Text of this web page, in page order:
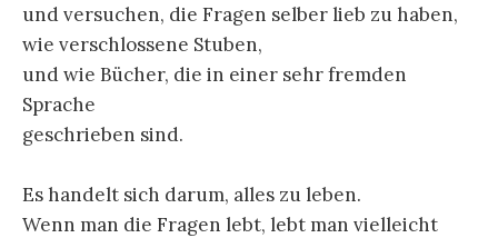
und versuchen, die Fragen selber lieb zu haben,
wie verschlossene Stuben,
und wie Bücher, die in einer sehr fremden
Sprache
geschrieben sind.
Es handelt sich darum, alles zu leben.
Wenn man die Fragen lebt, lebt man vielleicht